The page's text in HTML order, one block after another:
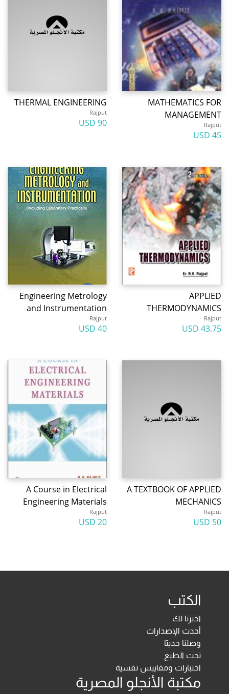
MATHEMATICS FOR
MANAGEMENT
Rajput
45 USD
THERMAL ENGINEERING
Rajput
90 USD
APPLIED
THERMODYNAMICS
Rajput
43.75 USD
Engineering Metrology
and Instrumentation
Rajput
40 USD
A TEXTBOOK OF APPLIED
MECHANICS
Rajput
50 USD
A Course in Electrical
Engineering Materials
Rajput
20 USD
الكتب
اخترنا لك
أحدث الإصدارات
وصلنا حديثا
تحت الطبع
اختبارات ومقاييس نفسية
مكتبة الأنجلو المصرية